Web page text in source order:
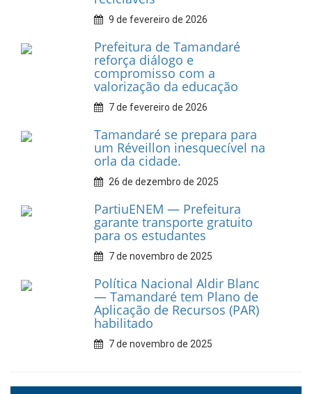
INFORMATIVOS
Prefeitura de Tamandaré
realiza entrega de placas à
Associação dos Taxistas Rota
Car Service
10 de fevereiro de 2026
Dia do Frevo: patrimônio
cultural em movimento
9 de fevereiro de 2026
Prefeitura de Tamandaré
fortalece apoio aos
catadores de materiais
recicláveis
9 de fevereiro de 2026
Prefeitura de Tamandaré
reforça diálogo e
compromisso com a
valorização da educação
7 de fevereiro de 2026